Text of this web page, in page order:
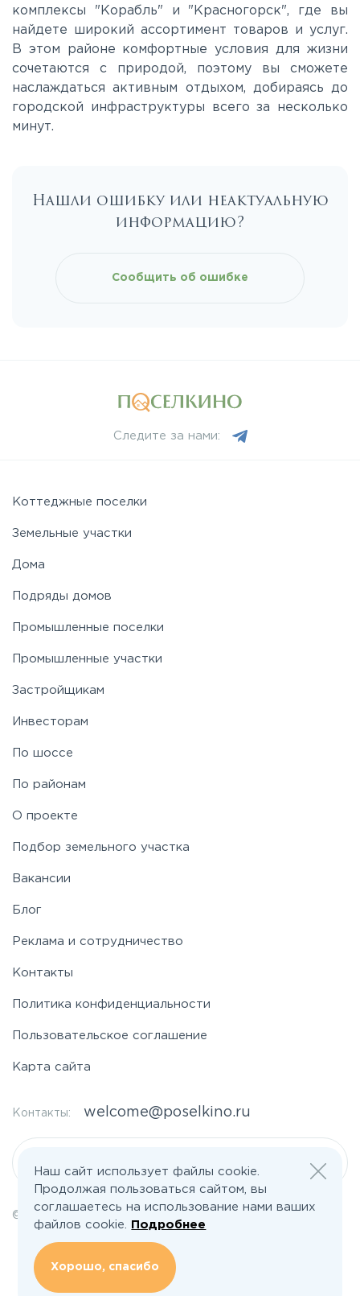
комплексы "Корабль" и "Красногорск", где вы
найдете широкий ассортимент товаров и услуг.
В этом районе комфортные условия для жизни
сочетаются с природой, поэтому вы сможете
наслаждаться активным отдыхом, добираясь до
городской инфраструктуры всего за несколько
минут.
Нашли ошибку или неактуальную
информацию?
Сообщить об ошибке
Следите за нами:
Коттеджные поселки
Земельные участки
Дома
Подряды домов
Промышленные поселки
Промышленные участки
Застройщикам
Инвесторам
По шоссе
По районам
О проекте
Подбор земельного участка
Вакансии
Блог
Реклама и сотрудничество
Контакты
Политика конфиденциальности
Пользовательское соглашение
Карта сайта
Контакты: welcome@poselkino.ru
© 2026 Все права защищены | poselkino.ru
ИП Маслов Дмитрий Валерьевич
ИНН 503406273833
+79647266008
142613, Московская область, Орехово-Зуево, ул. Северная, д.14, кв.145
Наш сайт использует файлы cookie.
Продолжая пользоваться сайтом, вы
соглашаетесь на использование нами ваших
файлов cookie.
Подробнее
Хорошо, спасибо